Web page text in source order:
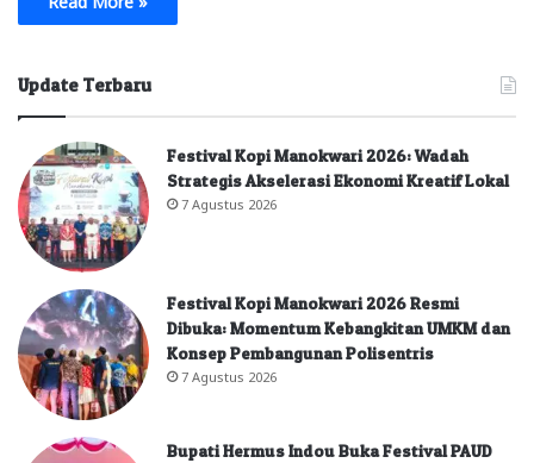
Update Terbaru
Festival Kopi Manokwari 2026: Wadah
Strategis Akselerasi Ekonomi Kreatif Lokal
7 Agustus 2026
Festival Kopi Manokwari 2026 Resmi
Dibuka: Momentum Kebangkitan UMKM dan
Konsep Pembangunan Polisentris
7 Agustus 2026
Bupati Hermus Indou Buka Festival PAUD